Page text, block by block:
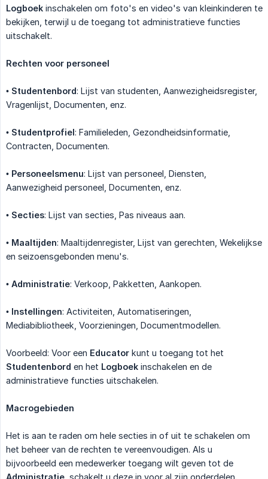
Logboek inschakelen om foto's en video's van kleinkinderen te
bekijken, terwijl u de toegang tot administratieve functies
uitschakelt.
Rechten voor personeel
• Studentenbord: Lijst van studenten, Aanwezigheidsregister,
Vragenlijst, Documenten, enz.
• Studentprofiel: Familieleden, Gezondheidsinformatie,
Contracten, Documenten.
• Personeelsmenu: Lijst van personeel, Diensten,
Aanwezigheid personeel, Documenten, enz.
• Secties: Lijst van secties, Pas niveaus aan.
• Maaltijden: Maaltijdenregister, Lijst van gerechten, Wekelijkse
en seizoensgebonden menu's.
• Administratie: Verkoop, Pakketten, Aankopen.
• Instellingen: Activiteiten, Automatiseringen,
Mediabibliotheek, Voorzieningen, Documentmodellen.
Voorbeeld: Voor een Educator kunt u toegang tot het
Studentenbord en het Logboek inschakelen en de
administratieve functies uitschakelen.
Macrogebieden
Het is aan te raden om hele secties in of uit te schakelen om
het beheer van de rechten te vereenvoudigen. Als u
bijvoorbeeld een medewerker toegang wilt geven tot de
Administratie , schakelt u deze in voor al zijn onderdelen.